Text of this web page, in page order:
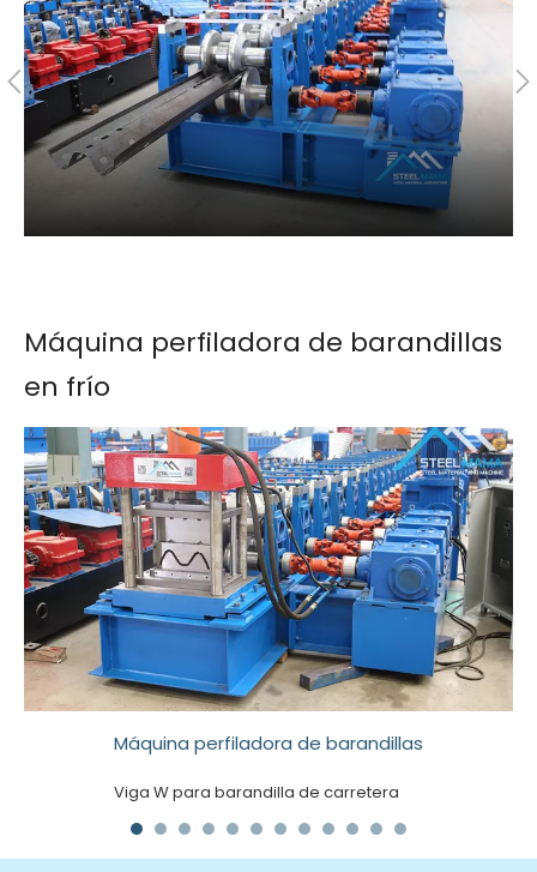
Máquina perfiladora de barandillas
en frío
Máquina perfiladora de barandillas
Viga W para barandilla de carretera